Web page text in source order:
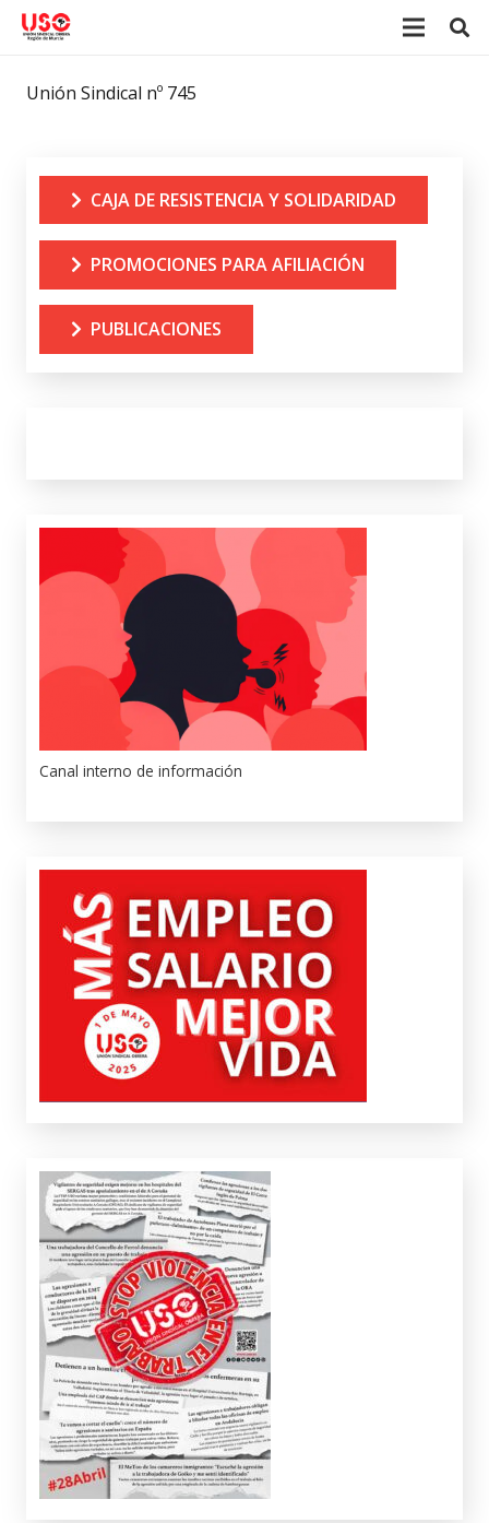
Unión Sindical nº 745
CAJA DE RESISTENCIA Y SOLIDARIDAD
PROMOCIONES PARA AFILIACIÓN
PUBLICACIONES
Canal interno de información